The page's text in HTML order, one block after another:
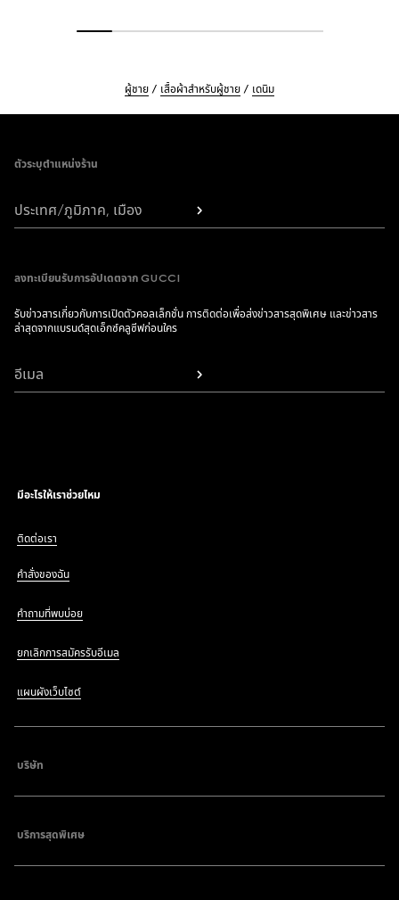
ผู้ชาย เสื้อผ้าสำหรับผู้ชาย เดนิม
ตัวระบุตำแหน่งร้าน
ประเทศ/ภูมิภาค, เมือง
ลงทะเบียนรับการอัปเดตจาก GUCCI
รับข่าวสารเกี่ยวกับการเปิดตัวคอลเล็กชั่น การติดต่อเพื่อส่งข่าวสารสุดพิเศษ และข่าวสาร
ล่าสุดจากแบรนด์สุดเอ็กซ์คลูซีฟก่อนใคร
อีเมล
มีอะไรให้เราช่วยไหม
ติดต่อเรา
คำสั่งของฉัน
คำถามที่พบบ่อย
ยกเลิกการสมัครรับอีเมล
แผนผังเว็บไซต์
บริษัท
บริการสุดพิเศษ